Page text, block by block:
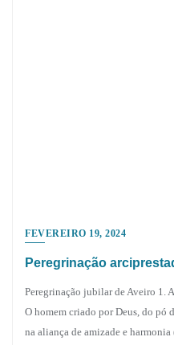
FEVEREIRO 19, 2024
Peregrinação
Peregrinação jubilar de Aveiro 1.
O homem criado por Deus, do pó
na aliança de amizade e